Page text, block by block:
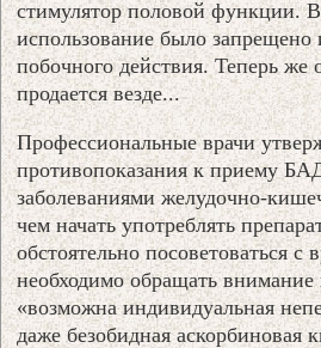
стимулятор половой функции. В
использование было запрещено
побочного действия. Теперь же
продается везде...
Профессиональные врачи
противопоказания к приему
заболеваниями желудочно-
чем начать употреблять
обстоятельно посоветоваться с
необходимо обращать внимание
«возможна индивидуальная
даже безобидная аскорбиновая